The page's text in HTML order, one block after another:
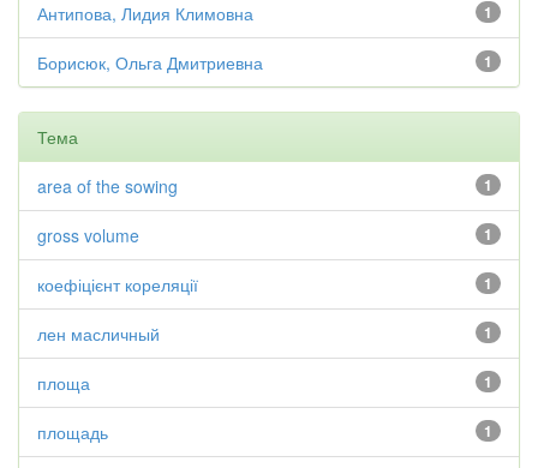
1
Антипова, Лидия Климовна
1
Борисюк, Ольга Дмитриевна
Тема
1
area of the sowing
1
gross volume
1
коефіцієнт кореляції
1
лен масличный
1
площа
1
площадь